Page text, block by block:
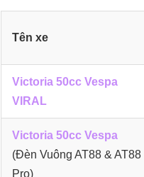
Tên xe
Victoria 50cc Vespa
VIRAL
Victoria 50cc Vespa
(Đèn Vuông AT88 & AT88
Pro)